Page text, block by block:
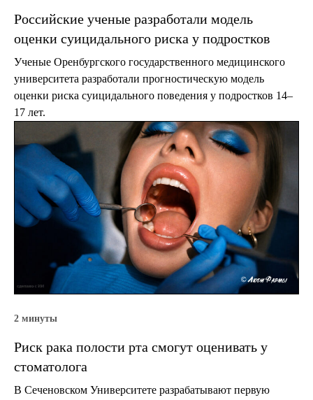
Российские ученые разработали модель
оценки суицидального риска у подростков
Ученые Оренбургского государственного медицинского
университета разработали прогностическую модель
оценки риска суицидального поведения у подростков 14–
17 лет.
2 минуты
Риск рака полости рта смогут оценивать у
стоматолога
В Сеченовском Университете разрабатывают первую